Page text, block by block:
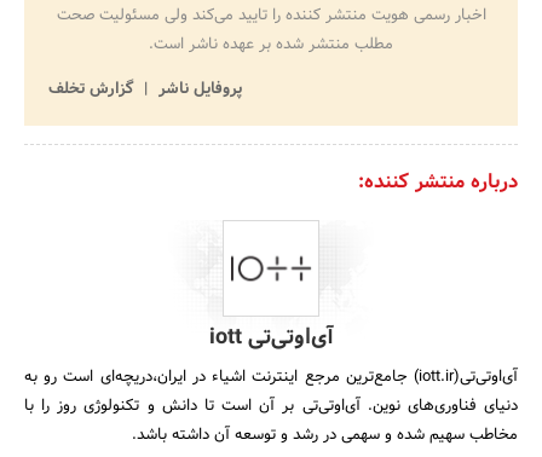
اخبار رسمی هویت منتشر کننده را تایید می‌کند ولی مسئولیت صحت
مطلب منتشر شده بر عهده ناشر است.
پروفایل ناشر
گزارش تخلف
درباره منتشر کننده:
آی‌اوتی‌تی iott
آی‌اوتی‌تی(iott.ir) جامع‌ترین مرجع اینترنت اشیاء در ایران،دریچه‌ای است رو به
دنیای فناوری‌های نوین. آی‌اوتی‌تی بر آن است تا دانش و تکنولوژی روز را با
مخاطب سهیم شده و سهمی در رشد و توسعه آن داشته باشد.